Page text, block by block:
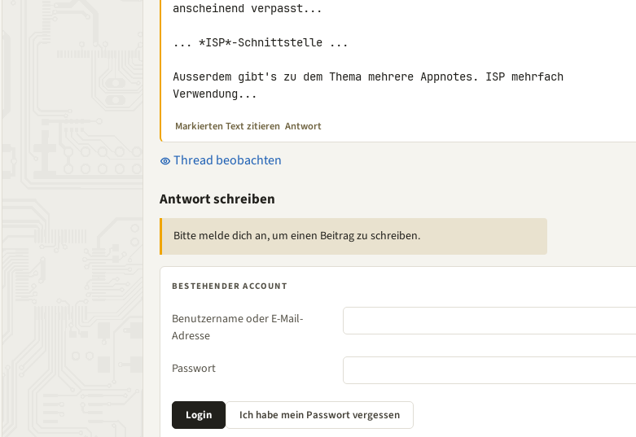
anscheinend verpasst...
... *ISP*-Schnittstelle ...
Ausserdem gibt's zu dem Thema mehrere Appnotes. ISP mehrfach
Verwendung...
Markierten Text zitieren Antwort
Thread beobachten
Antwort schreiben
Bitte melde dich an, um einen Beitrag zu schreiben.
BESTEHENDER ACCOUNT
Benutzername oder E-Mail-
Adresse
Passwort